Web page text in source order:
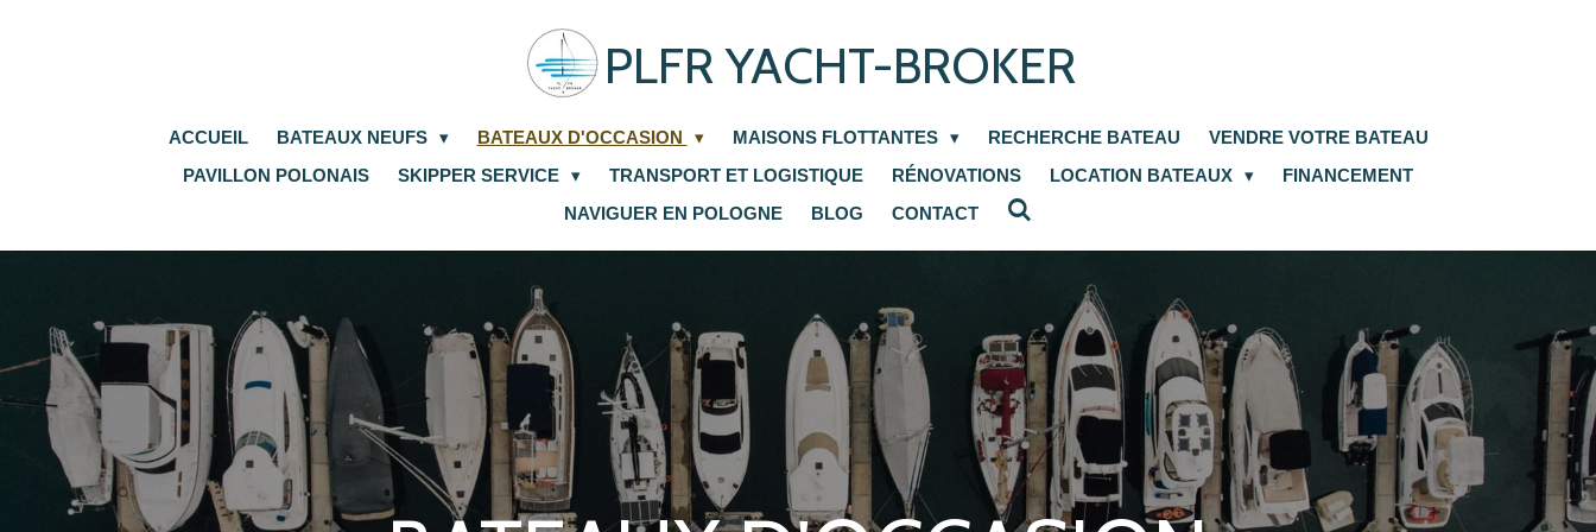
PLFR YACHT-BROKER
ACCUEIL BATEAUX NEUFS BATEAUX D'OCCASION MAISONS FLOTTANTES RECHERCHE BATEAU
VENDRE VOTRE BATEAU
PAVILLON POLONAIS
SKIPPER SERVICE TRANSPORT ET LOGISTIQUE RÉNOVATIONS LOCATION BATEAUX
FINANCEMENT
NAVIGUER EN POLOGNE
BLOG CONTACT